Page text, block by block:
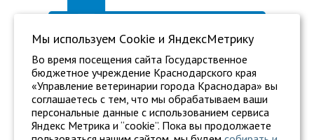
Мы используем Сookie и ЯндексМетрику
Во время посещения сайта Государственное
бюджетное учреждение Краснодарского края
«Управление ветеринарии города Краснодара» вы
соглашаетесь с тем, что мы обрабатываем ваши
персональные данные с использованием сервиса
Яндекс Метрика и “cookie”. Пока вы продолжаете